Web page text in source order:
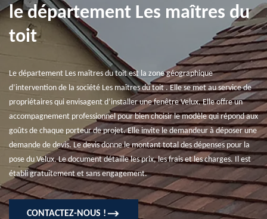
le département Les maîtres du
toit
Le département Les maîtres du toit est la zone géographique
d’intervention de la société Les maîtres du toit . Elle se met au service de
propriétaires qui envisagent d’installer une fenêtre Velux. Elle offre un
accompagnement professionnel pour bien choisir le modèle qui répond aux
goûts de chaque porteur de projet. Elle invite le demandeur à déposer une
demande de devis. Le devis donne le montant total des dépenses pour la
pose du Velux. Le document détaille les prix, les frais et les charges. Il est
établi gratuitement et sans engagement.
CONTACTEZ-NOUS !